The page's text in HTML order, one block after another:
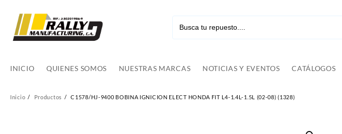
contenido
INICIO QUIENES SOMOS NUESTRAS MARCAS NOTICIAS Y EVENTOS CATÁLOGOS
Inicio Productos C1578/HJ-9400 BOBINA IGNICION ELECT HONDA FIT L4-1.4L-1.5L (02-08) (1328)